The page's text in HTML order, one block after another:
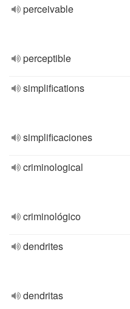
perceivable
perceptible
simplifications
simplificaciones
criminological
criminológico
dendrites
dendritas